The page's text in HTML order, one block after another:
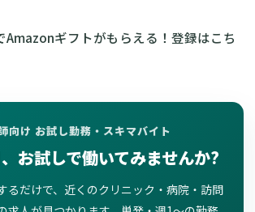
ギフトがもらえる！ 登録はこち
向け お試し勤務・スキマバイト
お試しで働いてみませんか?
るだけで、近くのクリニック・病院・訪問